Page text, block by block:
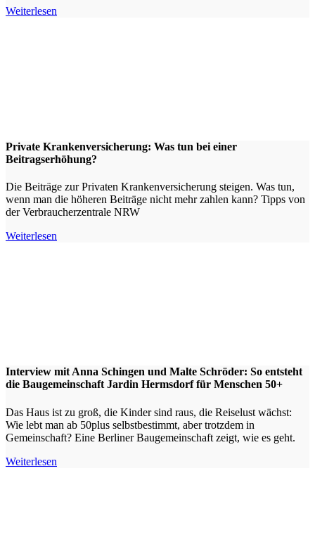
Weiterlesen
Private Krankenversicherung: Was tun bei einer
Beitragserhöhung?
Die Beiträge zur Privaten Krankenversicherung steigen. Was tun,
wenn man die höheren Beiträge nicht mehr zahlen kann? Tipps von
der Verbraucherzentrale NRW
Weiterlesen
Interview mit Anna Schingen und Malte Schröder: So entsteht
die Baugemeinschaft Jardin Hermsdorf für Menschen 50+
Das Haus ist zu groß, die Kinder sind raus, die Reiselust wächst:
Wie lebt man ab 50plus selbstbestimmt, aber trotzdem in
Gemeinschaft? Eine Berliner Baugemeinschaft zeigt, wie es geht.
Weiterlesen